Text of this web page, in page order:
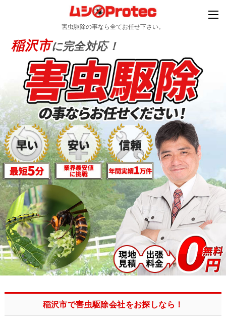
害虫駆除の事なら全てお任せ下さい。
稲沢市に完全対応！
稲沢市で害虫駆除会社をお探しなら！